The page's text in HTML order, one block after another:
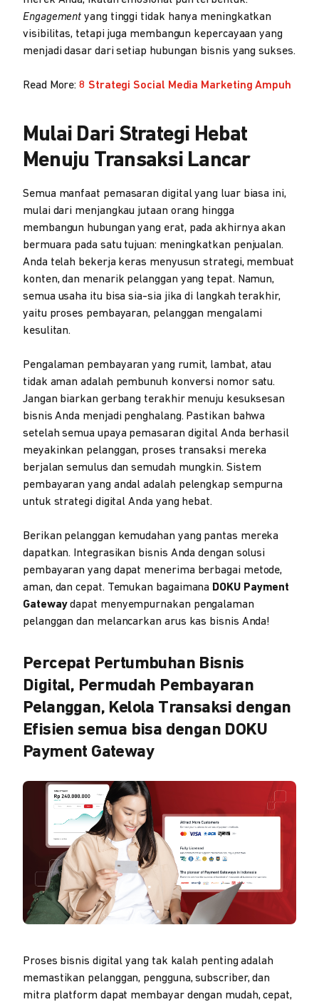
Engagement yang tinggi tidak hanya meningkatkan
visibilitas, tetapi juga membangun kepercayaan yang
menjadi dasar dari setiap hubungan bisnis yang sukses.
Read More:8 Strategi Social Media Marketing Ampuh
Mulai Dari Strategi Hebat
Menuju Transaksi Lancar
Semua manfaat pemasaran digital yang luar biasa ini,
mulai dari menjangkau jutaan orang hingga
membangun hubungan yang erat, pada akhirnya akan
bermuara pada satu tujuan: meningkatkan penjualan.
Anda telah bekerja keras menyusun strategi, membuat
konten, dan menarik pelanggan yang tepat. Namun,
semua usaha itu bisa sia-sia jika di langkah terakhir,
yaitu proses pembayaran, pelanggan mengalami
kesulitan.
Pengalaman pembayaran yang rumit, lambat, atau
tidak aman adalah pembunuh konversi nomor satu.
Jangan biarkan gerbang terakhir menuju kesuksesan
bisnis Anda menjadi penghalang. Pastikan bahwa
setelah semua upaya pemasaran digital Anda berhasil
meyakinkan pelanggan, proses transaksi mereka
berjalan semulus dan semudah mungkin. Sistem
pembayaran yang andal adalah pelengkap sempurna
untuk strategi digital Anda yang hebat.
Berikan pelanggan kemudahan yang pantas mereka
dapatkan. Integrasikan bisnis Anda dengan solusi
pembayaran yang dapat menerima berbagai metode,
aman, dan cepat. Temukan bagaimana DOKU Payment
Gatewaydapat menyempurnakan pengalaman
pelanggan dan melancarkan arus kas bisnis Anda!
Percepat Pertumbuhan Bisnis
Digital, Permudah Pembayaran
Pelanggan, Kelola Transaksi dengan
Efisien semua bisa dengan DOKU
Payment Gateway
Proses bisnis digital yang tak kalah penting adalah
memastikan pelanggan, pengguna, subscriber, dan
mitra platform dapat membayar dengan mudah, cepat,